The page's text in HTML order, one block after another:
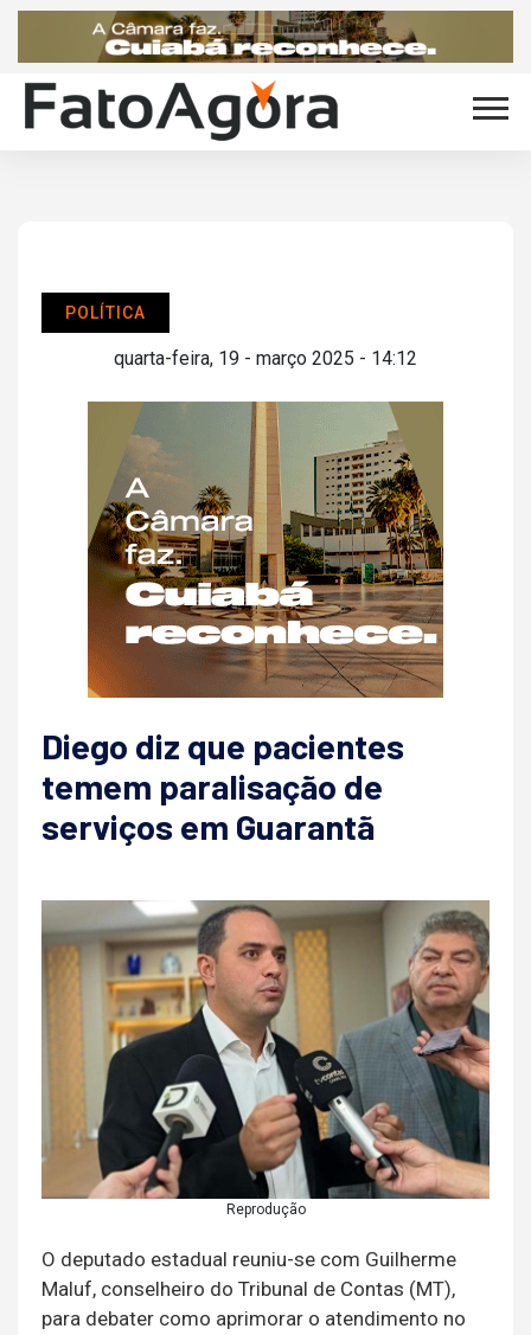
POLÍTICA
quarta-feira, 19 - março 2025 - 14:12
Diego diz que pacientes
temem paralisação de
serviços em Guarantã
Reprodução
O deputado estadual reuniu-se com Guilherme
Maluf, conselheiro do Tribunal de Contas (MT),
para debater como aprimorar o atendimento no